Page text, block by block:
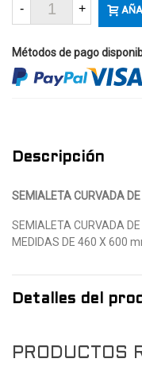
- +
Métodos de pago
Descripción
SEMIALETA CURVADA
SEMIALETA CURVADA
MEDIDAS DE 460 X 600
Detalles del
PRODUCTOS